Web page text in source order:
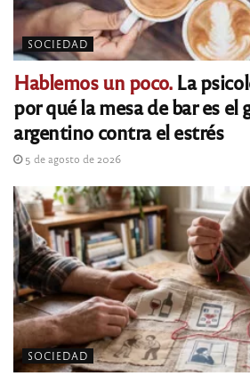
SOCIEDAD
Hablemos un poco.La
por qué la mesa de bar es el
argentino contra el estrés
5 de agosto de 2026
SOCIEDAD